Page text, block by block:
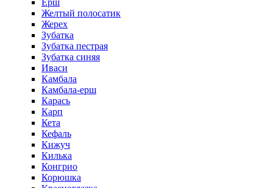
Ерш
Желтый полосатик
Жерех
Зубатка
Зубатка пестрая
Зубатка синяя
Иваси
Камбала
Камбала-ерш
Карась
Карп
Кета
Кефаль
Кижуч
Килька
Конгрио
Корюшка